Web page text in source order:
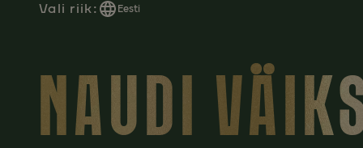
Vali riik: Eesti
NAUDI